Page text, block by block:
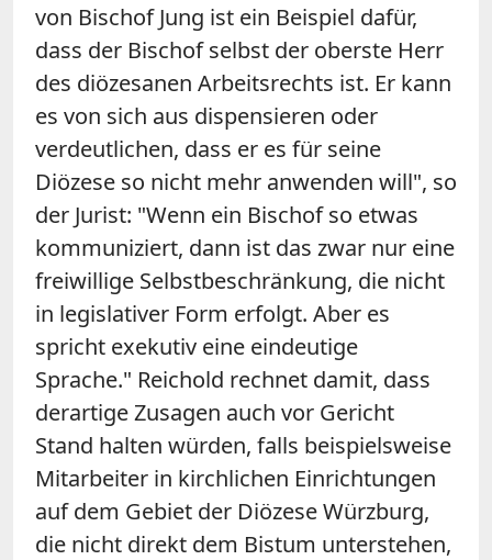
von Bischof Jung ist ein Beispiel dafür,
dass der Bischof selbst der oberste Herr
des diözesanen Arbeitsrechts ist. Er kann
es von sich aus dispensieren oder
verdeutlichen, dass er es für seine
Diözese so nicht mehr anwenden will", so
der Jurist: "Wenn ein Bischof so etwas
kommuniziert, dann ist das zwar nur eine
freiwillige Selbstbeschränkung, die nicht
in legislativer Form erfolgt. Aber es
spricht exekutiv eine eindeutige
Sprache." Reichold rechnet damit, dass
derartige Zusagen auch vor Gericht
Stand halten würden, falls beispielsweise
Mitarbeiter in kirchlichen Einrichtungen
auf dem Gebiet der Diözese Würzburg,
die nicht direkt dem Bistum unterstehen,